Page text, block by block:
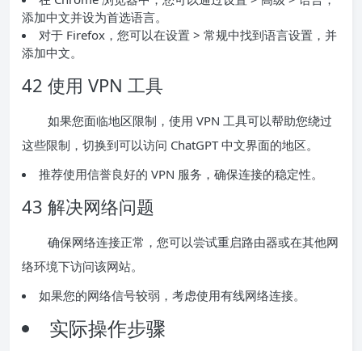
添加中文并设为首选语言。
对于 Firefox，您可以在设置 > 常规中找到语言设置，并
添加中文。
42 使用 VPN 工具
如果您面临地区限制，使用 VPN 工具可以帮助您绕过
这些限制，切换到可以访问 ChatGPT 中文界面的地区。
推荐使用信誉良好的 VPN 服务，确保连接的稳定性。
43 解决网络问题
确保网络连接正常，您可以尝试重启路由器或在其他网
络环境下访问该网站。
如果您的网络信号较弱，考虑使用有线网络连接。
实际操作步骤